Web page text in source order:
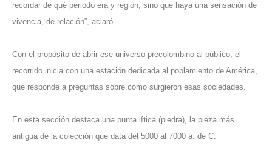
recordar de qué periodo era y región, sino que haya una sensación de
vivencia, de relación”, aclaró.
Con el propósito de abrir ese universo precolombino al público, el
recorrido inicia con una estación dedicada al poblamiento de América,
que responde a preguntas sobre cómo surgieron esas sociedades.
En esta sección destaca una punta lítica (piedra), la pieza más
antigua de la colección que data del 5000 al 7000 a. de C.